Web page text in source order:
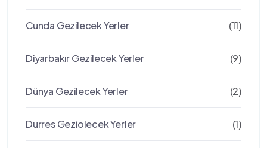
Cunda Gezilecek Yerler (11)
Diyarbakır Gezilecek Yerler (9)
Dünya Gezilecek Yerler (2)
Durres Geziolecek Yerler (1)